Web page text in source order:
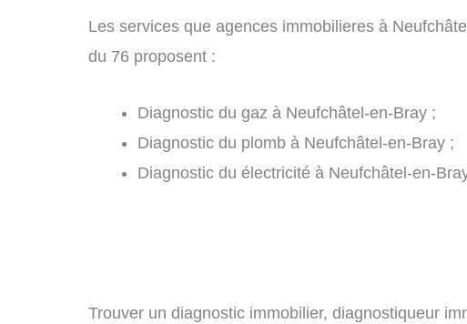
Les services que agences immobilieres à
du 76 proposent :
Diagnostic du gaz à Neufchâtel-en-Bray ;
Diagnostic du plomb à Neufchâtel-en-Bray ;
Diagnostic du électricité à Neufchâtel-en-
Trouver un diagnostic immobilier, diagnostiqueur